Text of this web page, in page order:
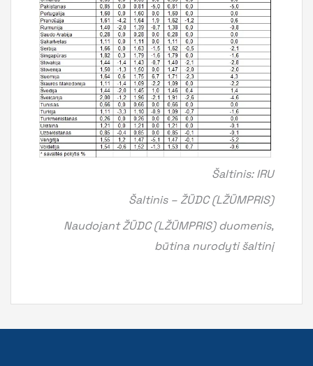
Šaltinis: IRU
Šaltinis – ŽŪDC (LŽŪMPRIS)
Naudojant ŽŪDC (LŽŪMPRIS) duomenis,
būtina nurodyti šaltinį